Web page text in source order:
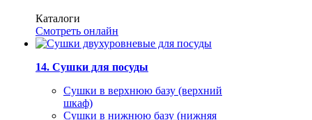
Каталоги
Смотреть онлайн
14. Сушки для посуды
Сушки в верхнюю базу (верхний
шкаф)
Сушки в нижнюю базу (нижняя